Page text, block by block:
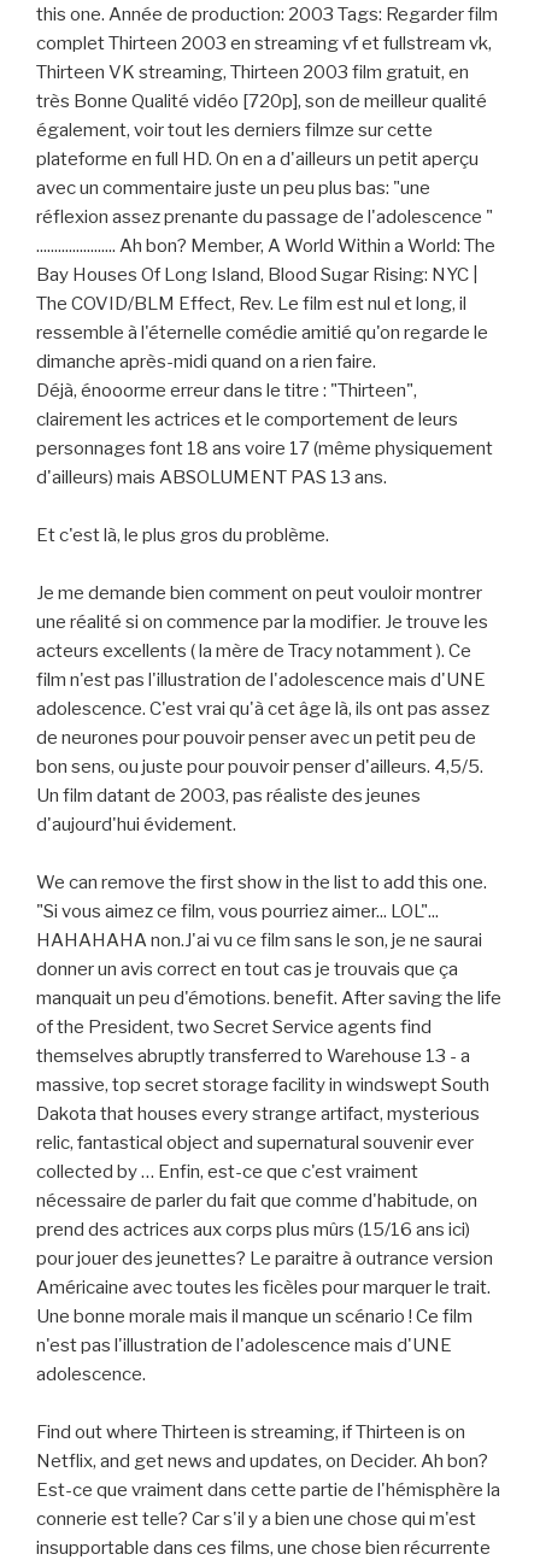
this one. Année de production: 2003 Tags: Regarder film
complet Thirteen 2003 en streaming vf et fullstream vk,
Thirteen VK streaming, Thirteen 2003 film gratuit, en
très Bonne Qualité vidéo [720p], son de meilleur qualité
également, voir tout les derniers filmze sur cette
plateforme en full HD. On en a d'ailleurs un petit aperçu
avec un commentaire juste un peu plus bas: "une
réflexion assez prenante du passage de l'adolescence "
...................... Ah bon? Member, A World Within a World: The
Bay Houses Of Long Island, Blood Sugar Rising: NYC |
The COVID/BLM Effect, Rev. Le film est nul et long, il
ressemble à l'éternelle comédie amitié qu'on regarde le
dimanche après-midi quand on a rien faire.
Déjà, énooorme erreur dans le titre : "Thirteen",
clairement les actrices et le comportement de leurs
personnages font 18 ans voire 17 (même physiquement
d'ailleurs) mais ABSOLUMENT PAS 13 ans.
Et c'est là, le plus gros du problème.
Je me demande bien comment on peut vouloir montrer
une réalité si on commence par la modifier. Je trouve les
acteurs excellents ( la mère de Tracy notamment ). Ce
film n'est pas l'illustration de l'adolescence mais d'UNE
adolescence. C'est vrai qu'à cet âge là, ils ont pas assez
de neurones pour pouvoir penser avec un petit peu de
bon sens, ou juste pour pouvoir penser d'ailleurs. 4,5/5.
Un film datant de 2003, pas réaliste des jeunes
d'aujourd'hui évidement.
We can remove the first show in the list to add this one.
"Si vous aimez ce film, vous pourriez aimer... LOL"...
HAHAHAHA non.J'ai vu ce film sans le son, je ne saurai
donner un avis correct en tout cas je trouvais que ça
manquait un peu d'émotions. benefit. After saving the life
of the President, two Secret Service agents find
themselves abruptly transferred to Warehouse 13 - a
massive, top secret storage facility in windswept South
Dakota that houses every strange artifact, mysterious
relic, fantastical object and supernatural souvenir ever
collected by … Enfin, est-ce que c'est vraiment
nécessaire de parler du fait que comme d'habitude, on
prend des actrices aux corps plus mûrs (15/16 ans ici)
pour jouer des jeunettes? Le paraitre à outrance version
Américaine avec toutes les ficèles pour marquer le trait.
Une bonne morale mais il manque un scénario ! Ce film
n'est pas l'illustration de l'adolescence mais d'UNE
adolescence.
Find out where Thirteen is streaming, if Thirteen is on
Netflix, and get news and updates, on Decider. Ah bon?
Est-ce que vraiment dans cette partie de l'hémisphère la
connerie est telle? Car s'il y a bien une chose qui m'est
insupportable dans ces films, une chose bien récurrente